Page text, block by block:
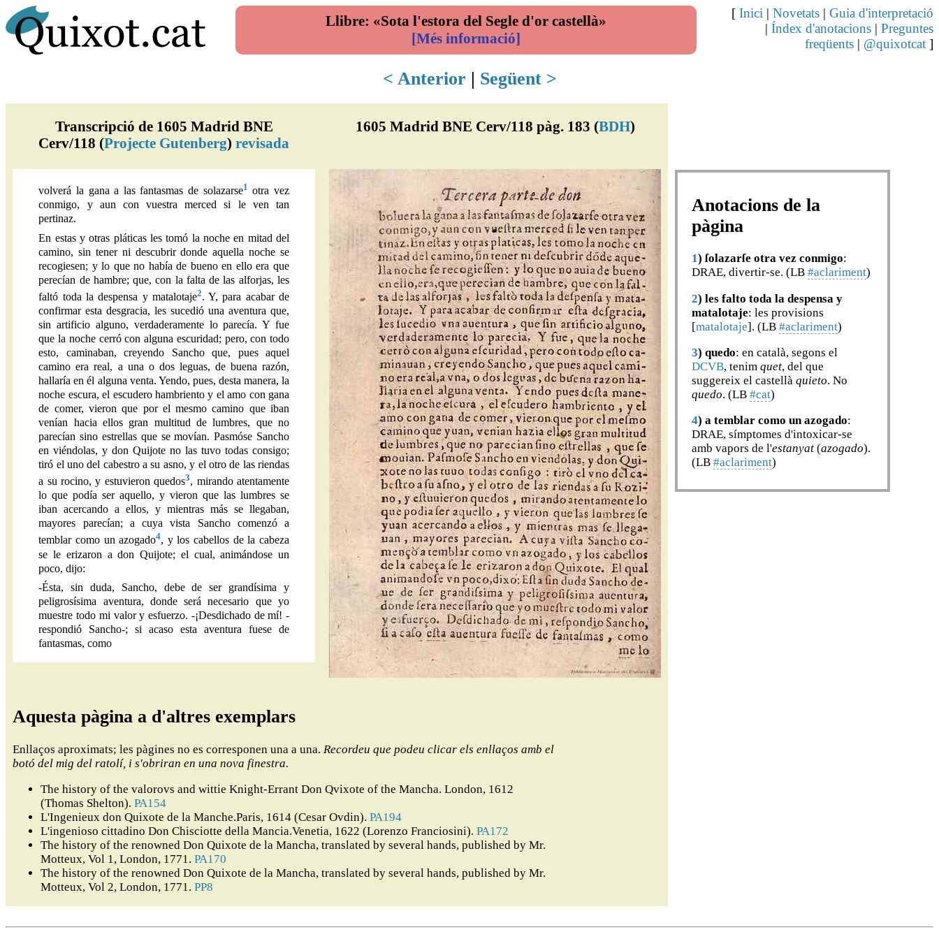
Llibre: «Sota l'estora del Segle d'or castellà»
[Més informació]
[ Inici | Novetats | Guia d'interpretació
| Índex d'anotacions | Preguntes
freqüents | @quixotcat ]
< Anterior | Següent >
Transcripció de 1605 Madrid BNE
Cerv/118 (Projecte Gutenberg)revisada
volverá la gana a las fantasmas de solazarse1 otra vez
conmigo, y aun con vuestra merced si le ven tan
pertinaz.
En estas y otras pláticas les tomó la noche en mitad del
camino, sin tener ni descubrir donde aquella noche se
recogiesen; y lo que no había de bueno en ello era que
perecían de hambre; que, con la falta de las alforjas, les
faltó toda la despensa y matalotaje2. Y, para acabar de
confirmar esta desgracia, les sucedió una aventura que,
sin artificio alguno, verdaderamente lo parecía. Y fue
que la noche cerró con alguna escuridad; pero, con todo
esto, caminaban, creyendo Sancho que, pues aquel
camino era real, a una o dos leguas, de buena razón,
hallaría en él alguna venta. Yendo, pues, desta manera, la
noche escura, el escudero hambriento y el amo con gana
de comer, vieron que por el mesmo camino que iban
venían hacia ellos gran multitud de lumbres, que no
parecían sino estrellas que se movían. Pasmóse Sancho
en viéndolas, y don Quijote no las tuvo todas consigo;
tiró el uno del cabestro a su asno, y el otro de las riendas
a su rocino, y estuvieron quedos3, mirando atentamente
lo que podía ser aquello, y vieron que las lumbres se
iban acercando a ellos, y mientras más se llegaban,
mayores parecían; a cuya vista Sancho comenzó a
temblar como un azogado4, y los cabellos de la cabeza
se le erizaron a don Quijote; el cual, animándose un
poco, dijo:
-Ésta, sin duda, Sancho, debe de ser grandísima y
peligrosísima aventura, donde será necesario que yo
muestre todo mi valor y esfuerzo. -¡Desdichado de mí! -
respondió Sancho-; si acaso esta aventura fuese de
fantasmas, como
1605 Madrid BNE Cerv/118 pàg. 183 (BDH)
Aquesta pàgina a d'altres exemplars
Enllaços aproximats; les pàgines no es corresponen una a una. Recordeu que podeu clicar els enllaços amb el
botó del mig del ratolí, i s'obriran en una nova finestra.
The history of the valorovs and wittie Knight-Errant Don Qvixote of the Mancha. London, 1612
(Thomas Shelton). PA154
L'Ingenieux don Quixote de la Manche.Paris, 1614 (Cesar Ovdin). PA194
L'ingenioso cittadino Don Chisciotte della Mancia.Venetia, 1622 (Lorenzo Franciosini). PA172
The history of the renowned Don Quixote de la Mancha, translated by several hands, published by Mr.
Motteux, Vol 1, London, 1771. PA170
The history of the renowned Don Quixote de la Mancha, translated by several hands, published by Mr.
Motteux, Vol 2, London, 1771. PP8
Anotacions de la
pàgina
1) ſolazarſe otra vez conmigo:
DRAE, divertir-se. (LB#aclariment)
2) les falto toda la despensa y
matalotaje: les provisions
[matalotaje]. (LB#aclariment)
3) quedo: en català, segons el
DCVB, tenimquet, del que
suggereix el castellàquieto. No
quedo. (LB#cat)
4) a temblar como un azogado:
DRAE, símptomes d'intoxicar-se
amb vapors de l'estanyat (azogado).
(LB#aclariment)